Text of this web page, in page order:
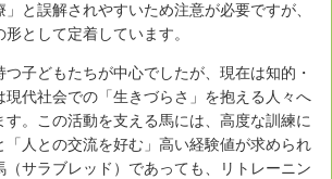
と誤解されやすいため注意が必要ですが、
として定着しています。
子どもたちが中心でしたが、現在は知的・
現代社会での「生きづらさ」を抱える人々へ
す。この活動を支える馬には、高度な訓練に
「人との交流を好む」高い経験値が求められ
（サラブレッド）であっても、リトレーニン